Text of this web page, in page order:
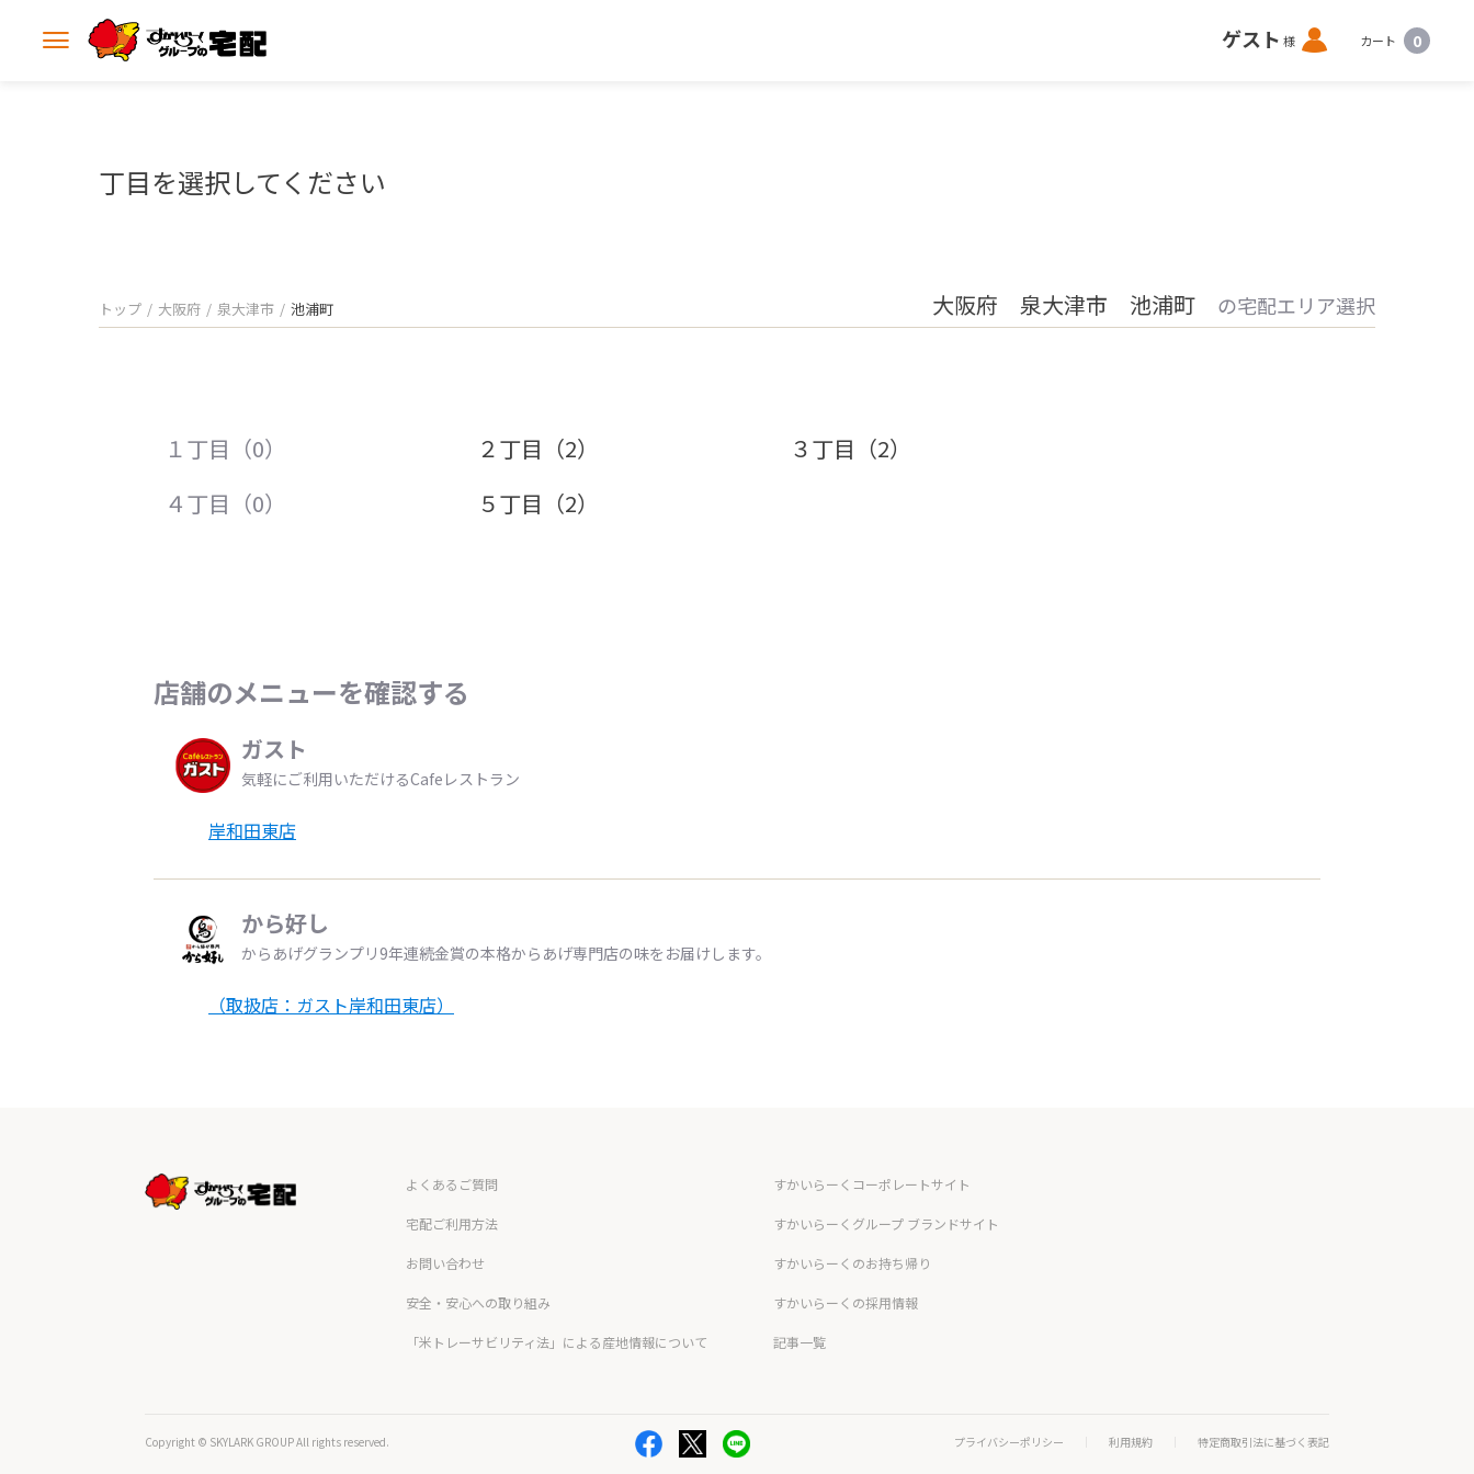
メ
ゲスト 様 ロ
グ
カート 0
丁目を選択してください
トップ 大阪府 泉大津市 池浦町 大阪府 泉大津市 池浦町 の宅配エリア選択
１丁目（0） ２丁目（2）
３丁目（2）
４丁目（0）
５丁目（2）
店舗のメニューを確認する
ガスト
気軽にご利用いただけるCafeレストラン
岸和田東店
から好し
からあげグランプリ9年連続金賞の本格からあげ専門店の味をお届けします。
（取扱店：ガスト岸和田東店）
よくあるご質問
宅配ご利用方法
お問い合わせ
安全・安心への取り組み
「米トレーサビリティ法」による産地情報について
すかいらーくコーポレートサイト
すかいらーくグループ ブランドサイト
すかいらーくのお持ち帰り
すかいらーくの採用情報
記事一覧
Copyright © SKYLARK GROUP All rights reserved. プライバシーポリシー 利用規約 特定商取引法に基づく表記